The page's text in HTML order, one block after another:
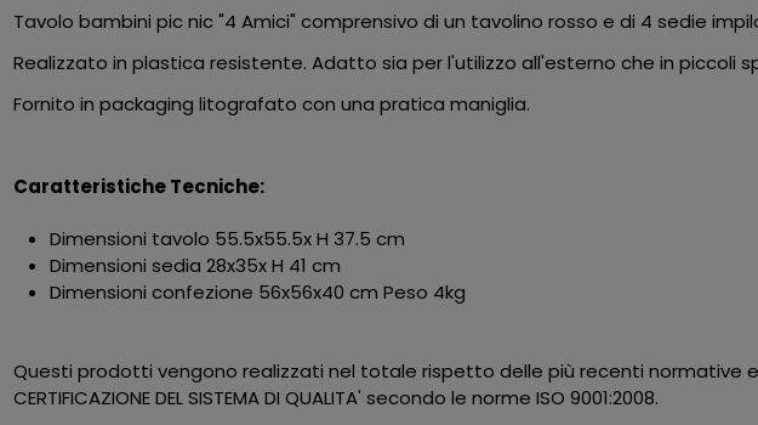
Tavolo bambini pic nic "4 Amici" comprensivo di un tavolino rosso e di 4 sedie
Realizzato in plastica resistente. Adatto sia per l'utilizzo all'esterno che in piccoli
Fornito in packaging litografato con una pratica maniglia.
Caratteristiche Tecniche:
Dimensioni tavolo 55.5x55.5x H 37.5 cm
Dimensioni sedia 28x35x H 41 cm
Dimensioni confezione 56x56x40 cm Peso 4kg
Questi prodotti vengono realizzati nel totale rispetto delle più recenti
CERTIFICAZIONE DEL SISTEMA DI QUALITA' secondo le norme ISO 9001:2008.